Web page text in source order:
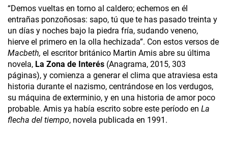
“Demos vueltas en torno al caldero; echemos en él
entrañas ponzoñosas: sapo, tú que te has pasado treinta y
un días y noches bajo la piedra fría, sudando veneno,
hierve el primero en la olla hechizada”. Con estos versos de
Macbeth, el escritor británico Martin Amis abre su última
novela, La Zona de Interés (Anagrama, 2015, 303
páginas), y comienza a generar el clima que atraviesa esta
historia durante el nazismo, centrándose en los verdugos,
su máquina de exterminio, y en una historia de amor poco
probable. Amis ya había escrito sobre este período en La
flecha del tiempo, novela publicada en 1991.